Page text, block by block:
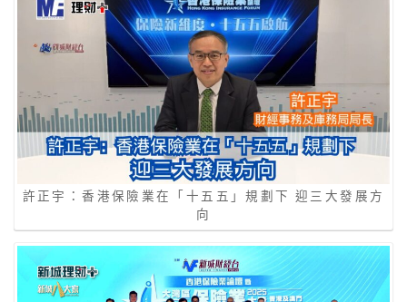
許正宇：香港保險業在「十五五」規劃下 迎三大發展方
向